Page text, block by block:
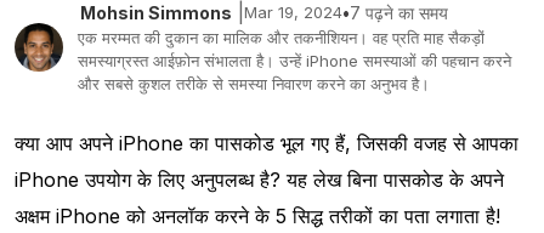
Mohsin Simmons Mar 19, 2024•7 पढ़ने का समय
एक मरम्मत की दुकान का मालिक और तकनीशियन। वह प्रति माह सैकड़ों
समस्याग्रस्त आईफ़ोन संभालता है। उन्हें iPhone समस्याओं की पहचान करने
और सबसे कुशल तरीके से समस्या निवारण करने का अनुभव है।
क्या आप अपने iPhone का पासकोड भूल गए हैं, जिसकी वजह से आपका
iPhone उपयोग के लिए अनुपलब्ध है? यह लेख बिना पासकोड के अपने
अक्षम iPhone को अनलॉक करने के 5 सिद्ध तरीकों का पता लगाता है!